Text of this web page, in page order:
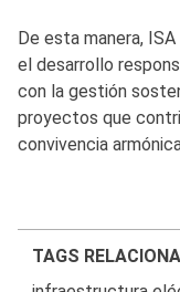
De esta manera,
el desarrollo
con la gestión
proyectos que
convivencia
TAGS